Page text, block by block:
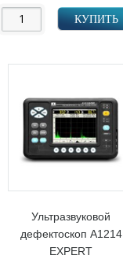
КУПИТЬ
Ультразвуковой
дефектоскоп А1214
EXPERT